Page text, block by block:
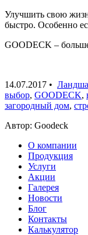
Улучшить свою
быстро. Особенно
GOODECK –
14.07.2017 •
выбор, GOODECK,
загородный дом,
Автор: Goodeck
О компании
Продукция
Услуги
Акции
Галерея
Новости
Блог
Контакты
Калькулятор